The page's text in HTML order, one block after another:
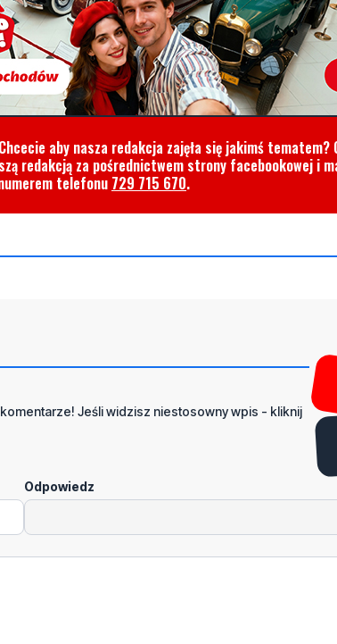
aby nasza redakcja zajęła się jakimś tematem?
redakcją za pośrednictwem strony facebookowej i
telefonu 729 715 670.
Jeśli widzisz niestosowny wpis - kliknij
Odpowiedz